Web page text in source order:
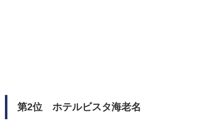
第2位 ホテルビスタ海老名